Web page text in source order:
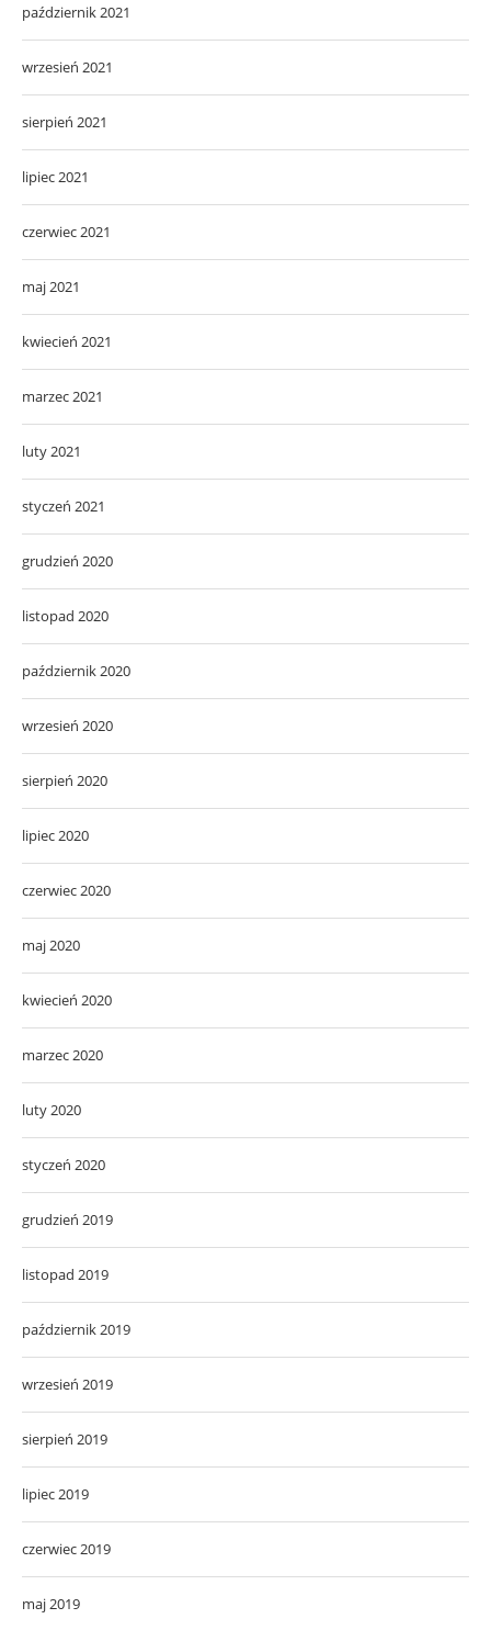
październik 2021
wrzesień 2021
sierpień 2021
lipiec 2021
czerwiec 2021
maj 2021
kwiecień 2021
marzec 2021
luty 2021
styczeń 2021
grudzień 2020
listopad 2020
październik 2020
wrzesień 2020
sierpień 2020
lipiec 2020
czerwiec 2020
maj 2020
kwiecień 2020
marzec 2020
luty 2020
styczeń 2020
grudzień 2019
listopad 2019
październik 2019
wrzesień 2019
sierpień 2019
lipiec 2019
czerwiec 2019
maj 2019